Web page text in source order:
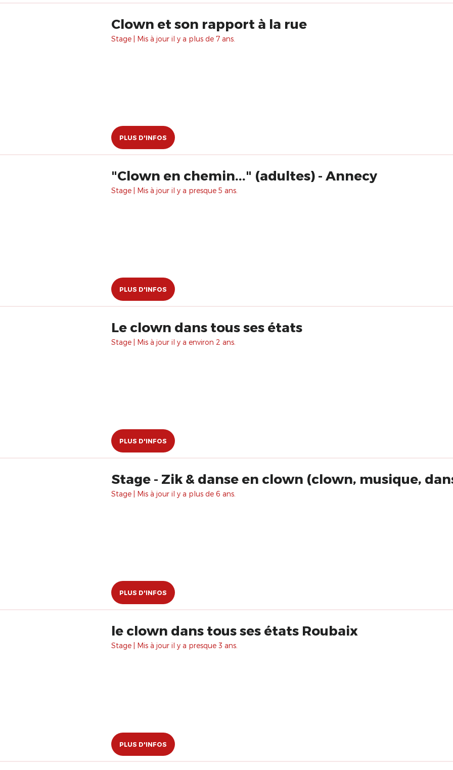
Clown et son rapport à la rue
Stage | Mis à jour il y a plus de 7 ans.
PLUS D'INFOS
"Clown en chemin..." (adultes) - Annecy
Stage | Mis à jour il y a presque 5 ans.
PLUS D'INFOS
Le clown dans tous ses états
Stage | Mis à jour il y a environ 2 ans.
PLUS D'INFOS
Stage - Zik & danse en clown (clown, musique,
Stage | Mis à jour il y a plus de 6 ans.
PLUS D'INFOS
le clown dans tous ses états Roubaix
Stage | Mis à jour il y a presque 3 ans.
PLUS D'INFOS